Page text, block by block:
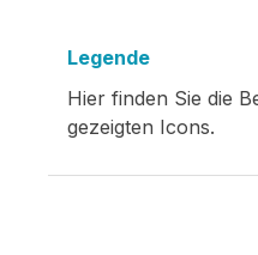
Legende
Hier finden Sie die
gezeigten Icons.